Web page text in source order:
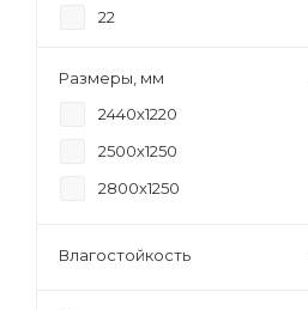
22
Размеры, мм
2440х1220
2500х1250
2800х1250
Влагостойкость